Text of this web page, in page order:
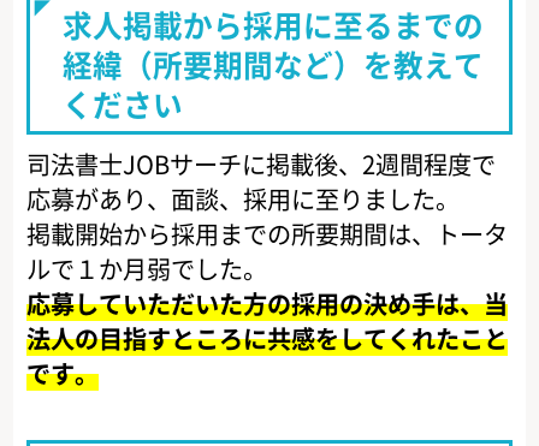
求人掲載から採用に至るまでの
経緯（所要期間など）を教えて
ください
司法書士JOBサーチに掲載後、2週間程度で
応募があり、面談、採用に至りました。
掲載開始から採用までの所要期間は、トータ
ルで１か月弱でした。
応募していただいた方の採用の決め手は、当
法人の目指すところに共感をしてくれたこと
です。